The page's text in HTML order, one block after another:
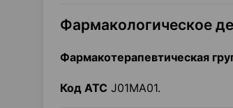
Фармакологическое
Фармакотерапевтическая
Код АТС J01MA01.